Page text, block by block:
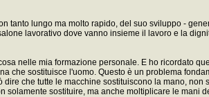
lungo ma molto rapido, del suo sviluppo -
lavorativo dove vanno insieme il lavoro e la
nelle mia formazione personale. E ho ricordato
che sostituisce l'uomo. Questo è un problema
che tutte le macchine sostituiscono la mano,
sostituire, ma anche moltiplicare le mani